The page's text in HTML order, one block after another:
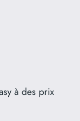
à des prix